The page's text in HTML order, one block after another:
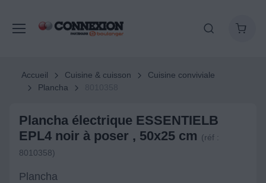
Accueil Cuisine & cuisson
Cuisine conviviale
Plancha
Plancha électrique ESSENTIELB
EPL4 noir à poser , 50x25 cm (réf :
8010358)
Plancha